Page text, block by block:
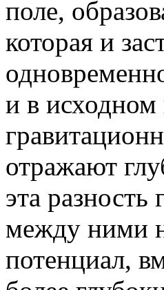
поле,
которая и
и в исходном
отражают
эта разность
между ними
потенциал,